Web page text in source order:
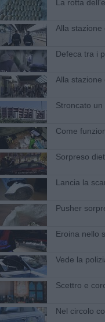
La rotta
Alla
Defeca tra i
Alla
Stroncato
Come
Sorpreso
Lancia la
Pusher
Eroina nello
Vede la
Scettro e
Nel circolo